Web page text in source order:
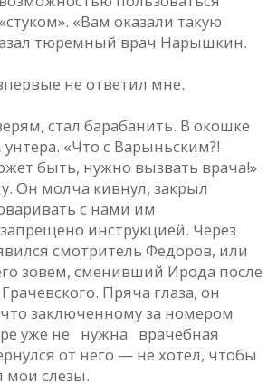
«Вам оказали такую
тюремный врач Нарышкин.
не ответил мне.
стал барабанить. В окошке
унтера. «Что с Варыньским?!
быть, нужно вызвать врача!»
Он молча кивнул, закрыл
с нами им
инструкцией. Через
смотритель Федоров, или
зовем, сменивший Ирода после
Пряча глаза, он
заключенному за номером
уже не нужна врачебная
от него — не хотел, чтобы
мои слезы.